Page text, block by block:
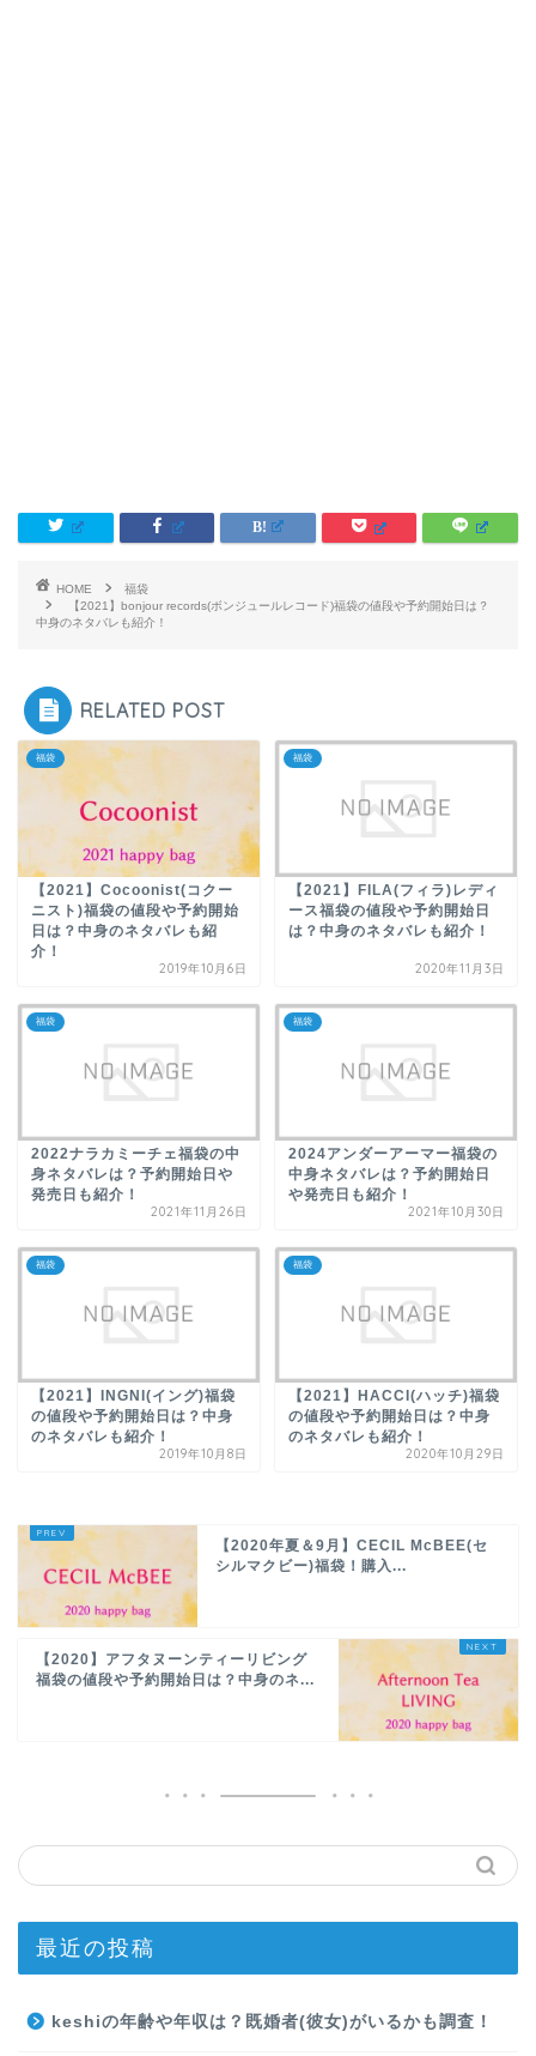
HOME
福袋
【2021】bonjour records(ボンジュールレコード)福袋の値段や予約開始日は？
中身のネタバレも紹介！
RELATED POST
福袋
【2021】Cocoonist(コクー
ニスト)福袋の値段や予約開始
日は？中身のネタバレも紹
介！
2019年10月6日
福袋
【2021】FILA(フィラ)レディ
ース福袋の値段や予約開始日
は？中身のネタバレも紹介！
2020年11月3日
福袋
2022ナラカミーチェ福袋の中
身ネタバレは？予約開始日や
発売日も紹介！
2021年11月26日
福袋
2024アンダーアーマー福袋の
中身ネタバレは？予約開始日
や発売日も紹介！
2021年10月30日
福袋
【2021】INGNI(イング)福袋
の値段や予約開始日は？中身
のネタバレも紹介！
2019年10月8日
福袋
【2021】HACCI(ハッチ)福袋
の値段や予約開始日は？中身
のネタバレも紹介！
2020年10月29日
【2020年夏＆9月】CECIL McBEE(セ
シルマクビー)福袋！購入...
【2020】アフタヌーンティーリビング
福袋の値段や予約開始日は？中身のネ...
最近の投稿
keshiの年齢や年収は？既婚者(彼女)がいるかも調査！